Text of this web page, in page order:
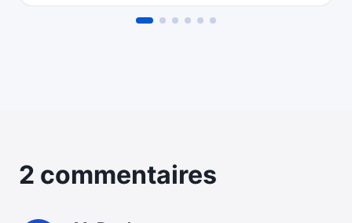
2 commentaires